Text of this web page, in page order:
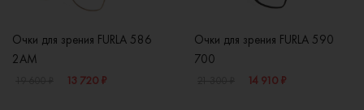
Очки для зрения FURLA 586
2AM
13 720 ₽
Очки для зрения FURLA 590
700
14 910 ₽